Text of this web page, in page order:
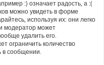
:) означает радость, а :(
можно увидеть в форме
используя их: они легко
модератор может
удалить его.
ограничить количество
в сообщении.